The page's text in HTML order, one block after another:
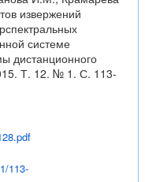
извержений
системе
дистанционного
Т. 12. № 1. С. 113-
113-